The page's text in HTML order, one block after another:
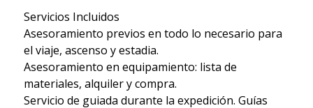
Servicios Incluidos
Asesoramiento previos en todo lo necesario para
el viaje, ascenso y estadia.
Asesoramiento en equipamiento: lista de
materiales, alquiler y compra.
Servicio de guiada durante la expedición. Guías